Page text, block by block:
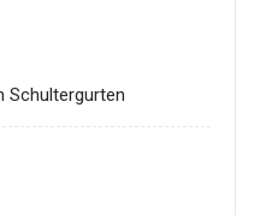
Schultergurten